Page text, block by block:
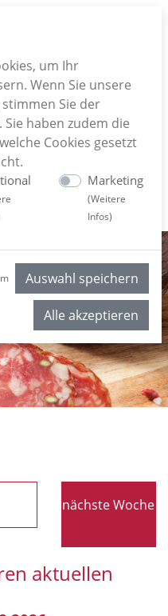
nächste Woche
aktuellen
um Ihr
Wenn Sie unsere
Sie der
haben zudem die
Cookies gesetzt
Marketing
(Weitere
Infos)
Auswahl speichern
Alle akzeptieren